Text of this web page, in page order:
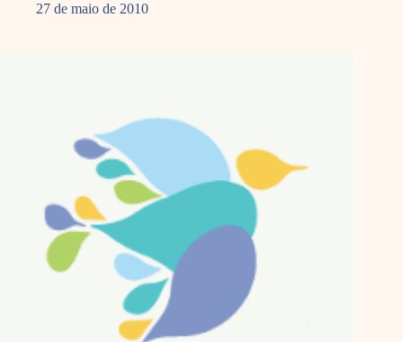
27 de maio de 2010